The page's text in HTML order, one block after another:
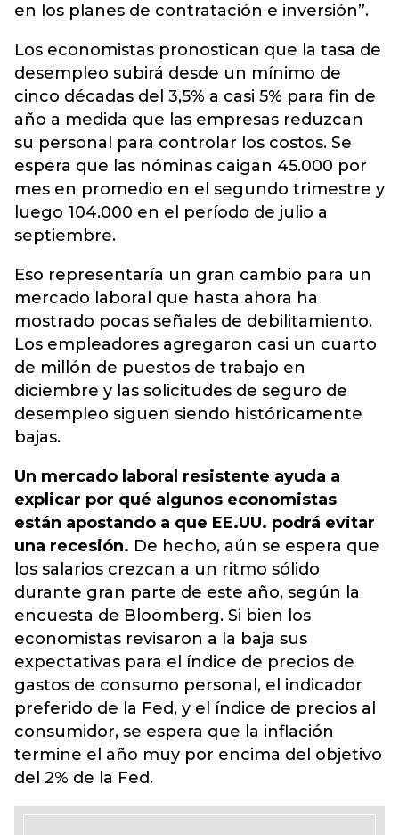
en los planes de contratación e inversión”.
Los economistas pronostican que la tasa de
desempleo subirá desde un mínimo de
cinco décadas del 3,5% a casi 5% para fin de
año a medida que las empresas reduzcan
su personal para controlar los costos. Se
espera que las nóminas caigan 45.000 por
mes en promedio en el segundo trimestre y
luego 104.000 en el período de julio a
septiembre.
Eso representaría un gran cambio para un
mercado laboral que hasta ahora ha
mostrado pocas señales de debilitamiento.
Los empleadores agregaron casi un cuarto
de millón de puestos de trabajo en
diciembre y las solicitudes de seguro de
desempleo siguen siendo históricamente
bajas.
Un mercado laboral resistente ayuda a
explicar por qué algunos economistas
están apostando a que EE.UU. podrá evitar
una recesión. De hecho, aún se espera que
los salarios crezcan a un ritmo sólido
durante gran parte de este año, según la
encuesta de Bloomberg. Si bien los
economistas revisaron a la baja sus
expectativas para el índice de precios de
gastos de consumo personal, el indicador
preferido de la Fed, y el índice de precios al
consumidor, se espera que la inflación
termine el año muy por encima del objetivo
del 2% de la Fed.